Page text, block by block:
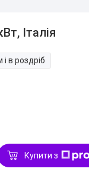
Італія
в роздріб
Купити з